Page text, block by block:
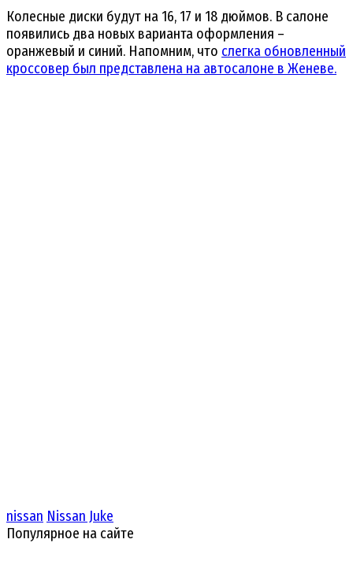
Колесные диски будут на 16, 17 и 18 дюймов. В салоне
появились два новых варианта оформления –
оранжевый и синий. Напомним, что слегка обновленный
кроссовер был представлена на автосалоне в Женеве.
nissan Nissan Juke
Популярное на сайте